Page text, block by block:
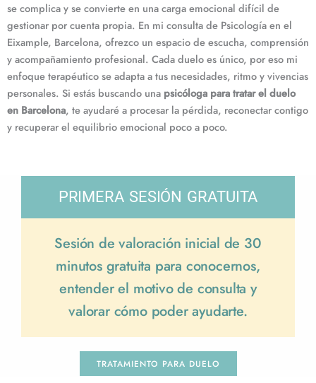
se complica y se convierte en una carga emocional difícil de
gestionar por cuenta propia. En mi consulta de Psicología en el
Eixample, Barcelona, ofrezco un espacio de escucha, comprensión
y acompañamiento profesional. Cada duelo es único, por eso mi
enfoque terapéutico se adapta a tus necesidades, ritmo y vivencias
personales. Si estás buscando una psicóloga para tratar el duelo
en Barcelona, te ayudaré a procesar la pérdida, reconectar contigo
y recuperar el equilibrio emocional poco a poco.
PRIMERA SESIÓN GRATUITA
Sesión de valoración inicial de 30
minutos gratuita para conocernos,
entender el motivo de consulta y
valorar cómo poder ayudarte.
TRATAMIENTO PARA DUELO